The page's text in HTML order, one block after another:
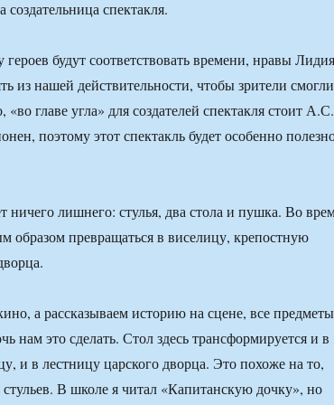
спектакля.
будут соответствовать времени, нравы Лидия
из нашей действительности, чтобы зрители смогли
«во главе угла» для создателей спектакля стоит А.С.
поэтому этот спектакль будет особенно
ничего лишнего: стулья, два стола и пушка. Во
образом превращаться в виселицу, крепостную
а рассказываем историю на сцене, все предметы
нам это сделать. Стол здесь трансформируется и в
и в лестницу царского дворца. Это похоже на то,
В школе я читал «Капитанскую дочку», но